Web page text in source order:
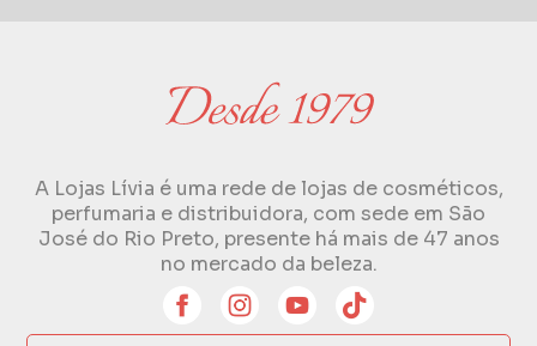
A Lojas Lívia é uma rede de lojas de cosméticos,
perfumaria e distribuidora, com sede em São
José do Rio Preto, presente há mais de 47 anos
no mercado da beleza.